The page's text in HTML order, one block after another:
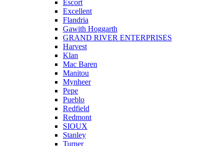
Escort
Excellent
Flandria
Gawith Hoggarth
GRAND RIVER ENTERPRISES
Harvest
Klan
Mac Baren
Manitou
Mynheer
Pepe
Pueblo
Redfield
Redmont
SIOUX
Stanley
Turner